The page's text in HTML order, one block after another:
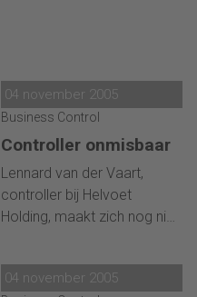
daarbij prioriteit bij het
informeren en voorlichten
van het verantwoordelijk
management.
04 november 2005
Business Control
Controller onmisbaar
Lennard van der Vaart,
controller bij Helvoet
Holding, maakt zich nog niet
van de laatste tijd. Hij
04 november 2005